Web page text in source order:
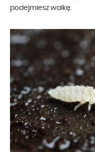
podejmiesz walkę.